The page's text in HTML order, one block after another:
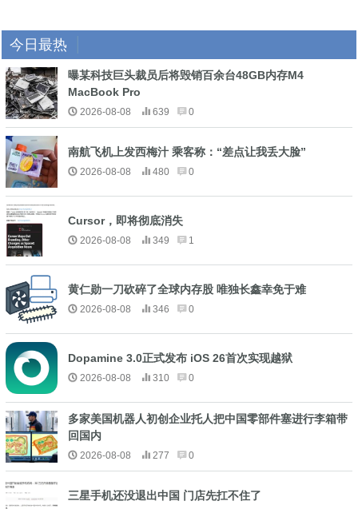
今日最热
曝某科技巨头裁员后将毁销百余台48GB内存M4
MacBook Pro
2026-08-08 639 0
南航飞机上发西梅汁 乘客称：“差点让我丢大脸”
2026-08-08 480 0
Cursor，即将彻底消失
2026-08-08 349 1
黄仁勋一刀砍碎了全球内存股 唯独长鑫幸免于难
2026-08-08 346 0
Dopamine 3.0正式发布 iOS 26首次实现越狱
2026-08-08 310 0
多家美国机器人初创企业托人把中国零部件塞进行李箱带
回国内
2026-08-08 277 0
三星手机还没退出中国 门店先扛不住了